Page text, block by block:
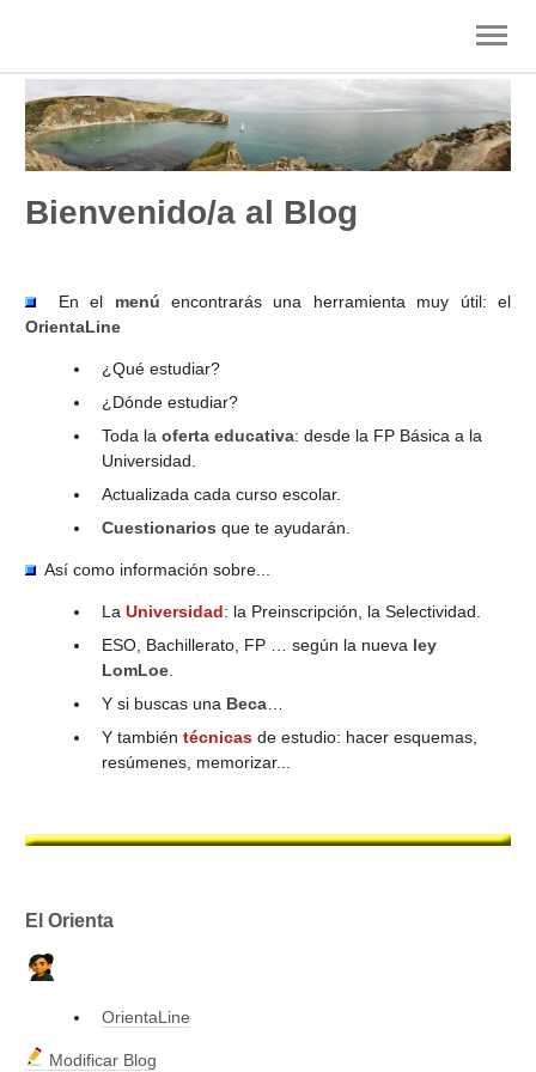
ESO
FP
BACHILLERATO
UNIVERSIDAD
BECAS
ENLACES
TÉCNICAS ESTUDIO
Bienvenido/a al Blog
En el menúencontrarás una herramienta muy útil: el
OrientaLine
¿Qué estudiar?
¿Dónde estudiar?
Toda laoferta educativa: desde la FP Básica a la
Universidad.
Actualizada cada curso escolar.
Cuestionariosque te ayudarán.
Así como información sobre...
LaUniversidad: la Preinscripción, la Selectividad.
ESO, Bachillerato, FP … según la nueva ley
LomLoe
Y si buscas una Beca
Y tambiéntécnicasde estudio: hacer esquemas,
resúmenes, memorizar...
El Orienta
OrientaLine
Modificar Blog